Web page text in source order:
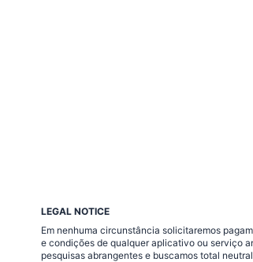
LEGAL NOTICE
Em nenhuma circunstância solicitaremos
e condições de qualquer aplicativo ou serviço
pesquisas abrangentes e buscamos total